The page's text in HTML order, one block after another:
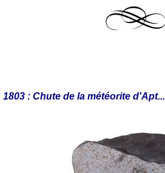
1803 : Chute de la météorite d'Apt...